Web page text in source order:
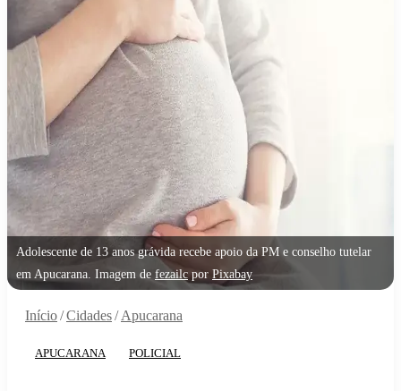
Adolescente de 13 anos grávida recebe apoio da PM e conselho tutelar
em Apucarana. Imagem de fezailc por Pixabay
Início/Cidades/ Apucarana
APUCARANA POLICIAL